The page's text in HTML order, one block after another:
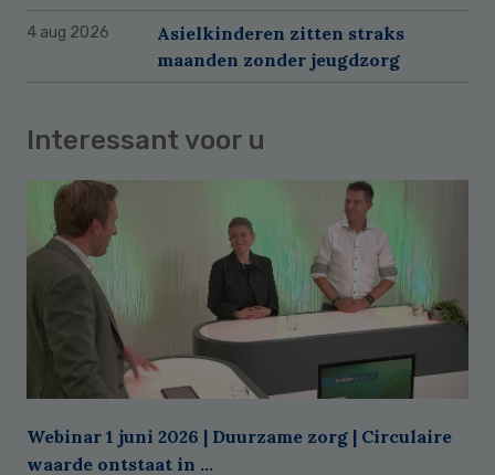
4 aug 2026
Asielkinderen zitten straks
maanden zonder jeugdzorg
Interessant voor u
Webinar 1 juni 2026 | Duurzame zorg | Circulaire
waarde ontstaat in ...